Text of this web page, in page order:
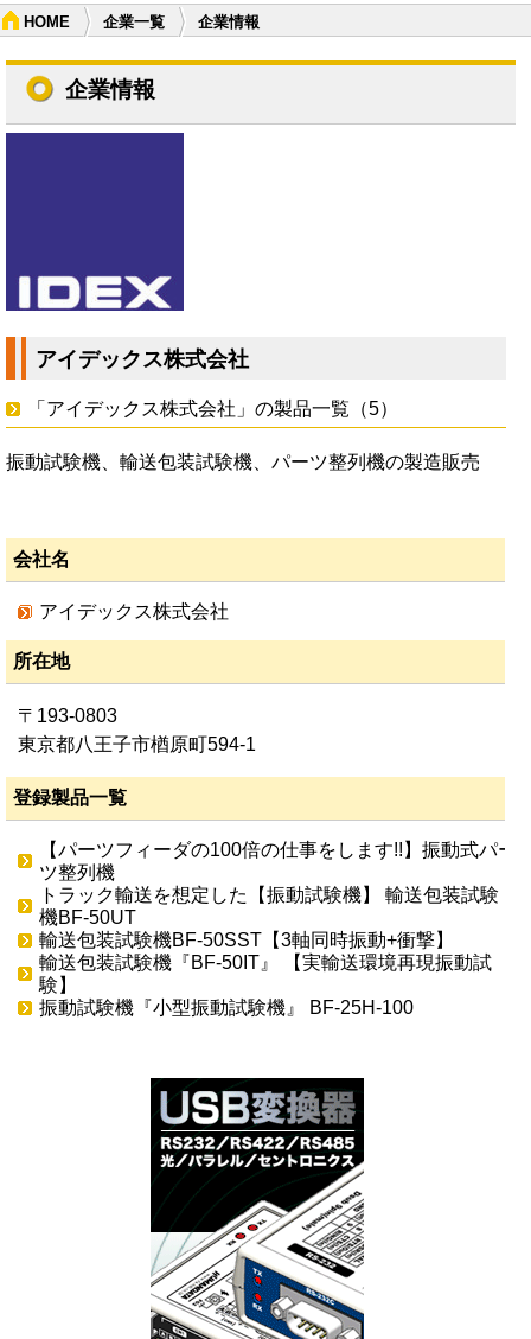
HOME 企業一覧 企業情報
企業情報
アイデックス株式会社
「アイデックス株式会社」の製品一覧（5）
振動試験機、輸送包装試験機、パーツ整列機の製造販売
会社名
アイデックス株式会社
所在地
〒193-0803
東京都八王子市楢原町594-1
登録製品一覧
【パーツフィーダの100倍の仕事をします!!】振動式パー
ツ整列機
トラック輸送を想定した【振動試験機】 輸送包装試験
機BF-50UT
輸送包装試験機BF-50SST【3軸同時振動+衝撃】
輸送包装試験機『BF-50IT』 【実輸送環境再現振動試
験】
振動試験機『小型振動試験機』 BF-25H-100